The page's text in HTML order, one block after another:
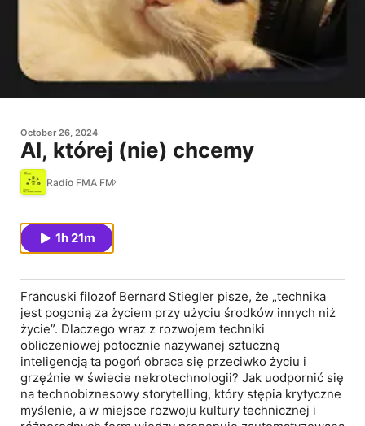
October 26, 2024
AI, której (nie) chcemy
Radio FMA FM
1h 21m
Francuski filozof Bernard Stiegler pisze, że „technika
jest pogonią za życiem przy użyciu środków innych niż
życie”. Dlaczego wraz z rozwojem techniki
obliczeniowej potocznie nazywanej sztuczną
inteligencją ta pogoń obraca się przeciwko życiu i
grzęźnie w świecie nekrotechnologii? Jak uodpornić się
na technobiznesowy storytelling, który stępia krytyczne
myślenie, a w miejsce rozwoju kultury technicznej i